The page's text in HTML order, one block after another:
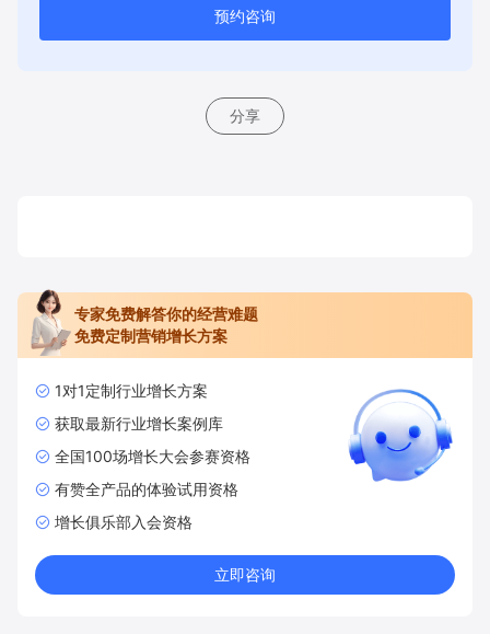
预约咨询
分享
专家免费解答你的经营难题
免费定制营销增长方案
1对1定制行业增长方案
获取最新行业增长案例库
全国100场增长大会参赛资格
有赞全产品的体验试用资格
增长俱乐部入会资格
立即咨询